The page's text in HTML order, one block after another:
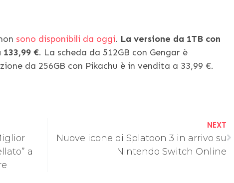
sono disponibili da oggi. La versione da 1TB con
€. La scheda da 512GB con Gengar è
da 256GB con Pikachu è in vendita a 33,99 €.
a
NEXT
Nuove icone di Splatoon 3 in arrivo su
Nintendo Switch Online